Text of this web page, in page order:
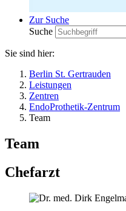
Zur Suche
Suche
Sie sind hier:
Berlin St. Gertrauden
Leistungen
Zentren
EndoProthetik-Zentrum
Team
Team
Chefarzt